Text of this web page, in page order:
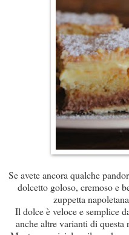
Se avete ancora qualche
dolcetto goloso, cremoso e
zuppetta
Il dolce è veloce e semplice
anche altre varianti di questa